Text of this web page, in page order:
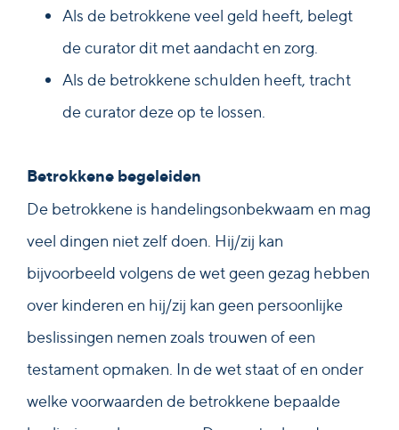
Als de betrokkene veel geld heeft, belegt
de curator dit met aandacht en zorg.
Als de betrokkene schulden heeft, tracht
de curator deze op te lossen.
Betrokkene begeleiden
De betrokkene is handelingsonbekwaam en mag
veel dingen niet zelf doen. Hij/zij kan
bijvoorbeeld volgens de wet geen gezag hebben
over kinderen en hij/zij kan geen persoonlijke
beslissingen nemen zoals trouwen of een
testament opmaken. In de wet staat of en onder
welke voorwaarden de betrokkene bepaalde